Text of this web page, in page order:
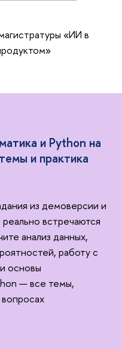
«ИИ
и Python на
и практика
из демоверсии и
встречаются
анализ данных,
работу с
основы
— все темы,